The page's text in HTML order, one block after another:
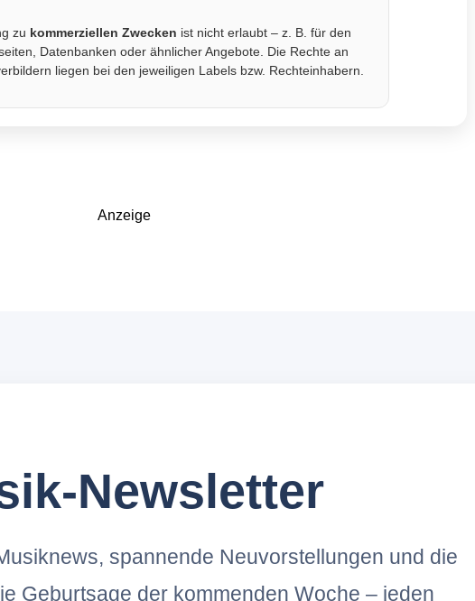
zu kommerziellen Zwecken ist nicht erlaubt – z. B. für den
Datenbanken oder ähnlicher Angebote. Die Rechte an
liegen bei den jeweiligen Labels bzw. Rechteinhabern.
Anzeige
Newsletter
spannende Neuvorstellungen und die
Geburtsage der kommenden Woche – jeden